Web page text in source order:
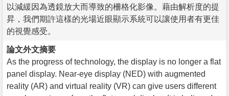
以減緩因為透鏡放大而導致的柵格化影像。藉由解析度的提
昇，我們期許這樣的光場近眼顯示系統可以讓使用者有更佳
的視覺感受。
論文外文摘要
As the progress of technology, the display is no longer a flat
panel display. Near-eye display (NED) with augmented
reality (AR) and virtual reality (VR) can give users different